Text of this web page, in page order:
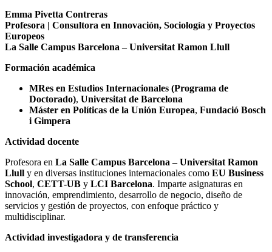
Emma Pivetta Contreras
Profesora | Consultora en Innovación, Sociología y Proyectos
Europeos
La Salle Campus Barcelona – Universitat Ramon Llull
Formación académica
MRes en Estudios Internacionales (Programa de
Doctorado), Universitat de Barcelona
Máster en Políticas de la Unión Europea, Fundació Bosch
i Gimpera
Actividad docente
Profesora en La Salle Campus Barcelona – Universitat Ramon
Llull y en diversas instituciones internacionales como EU Business
School, CETT-UB y LCI Barcelona. Imparte asignaturas en
innovación, emprendimiento, desarrollo de negocio, diseño de
servicios y gestión de proyectos, con enfoque práctico y
multidisciplinar.
Actividad investigadora y de transferencia